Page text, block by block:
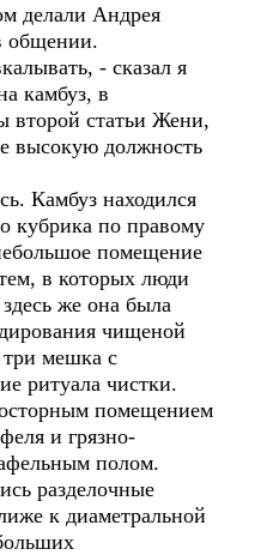
делали Андрея
общении.
- сказал я
камбуз, в
второй статьи Жени,
высокую должность
Камбуз находился
кубрика по правому
помещение
в которых люди
же она была
чищеной
мешка с
ритуала чистки.
помещением
и грязно-
полом.
разделочные
к диаметральной